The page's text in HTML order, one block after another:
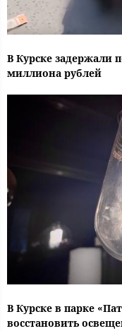
В Курске задержали
миллиона рублей
В Курске в парке
восстановить